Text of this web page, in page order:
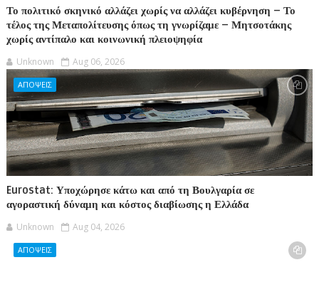
Το πολιτικό σκηνικό αλλάζει χωρίς να αλλάζει κυβέρνηση – Το
τέλος της Μεταπολίτευσης όπως τη γνωρίζαμε – Μητσοτάκης
χωρίς αντίπαλο και κοινωνική πλειοψηφία
Unknown Aug 06, 2026
ΑΠΟΨΕΙΣ
Eurostat: Υποχώρησε κάτω και από τη Βουλγαρία σε
αγοραστική δύναμη και κόστος διαβίωσης η Ελλάδα
Unknown Aug 04, 2026
ΑΠΟΨΕΙΣ